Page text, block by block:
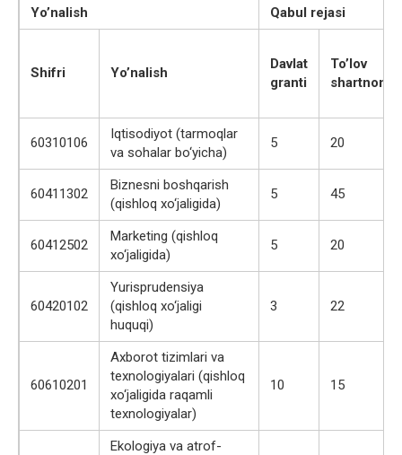
Yo’nalish Qabul rejasi
Shifri Yo’nalish
Davlat
granti
To’lov
shartnoma
60310106
Iqtisodiyot (tarmoqlar
va sohalar bo‘yicha)
5 20
60411302
Biznesni boshqarish
(qishloq xo‘jaligida)
5 45
60412502
Marketing (qishloq
xo‘jaligida)
5 20
60420102
Yurisprudensiya
(qishloq xo‘jaligi
huquqi)
3 22
60610201
Axborot tizimlari va
texnologiyalari (qishloq
xo‘jaligida raqamli
texnologiyalar)
10 15
Ekologiya va atrof-